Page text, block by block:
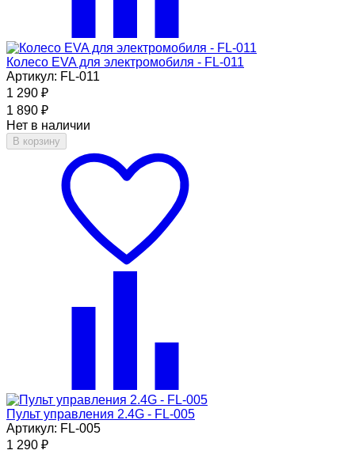
Колесо EVA для электромобиля - FL-011
Артикул: FL-011
1 290 ₽
1 890 ₽
Нет в наличии
В корзину
Пульт управления 2.4G - FL-005
Артикул: FL-005
1 290 ₽